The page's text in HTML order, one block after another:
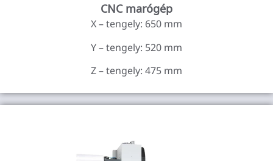
CNC marógép
X – tengely: 650 mm
Y – tengely: 520 mm
Z – tengely: 475 mm